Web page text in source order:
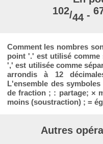
102/44 -
Comment les nombres
point '.' est utilisé
',' est utilisée comme
arrondis à 12
L'ensemble des
de fraction ; : partage; ×
moins (soustraction) ; =
Autres